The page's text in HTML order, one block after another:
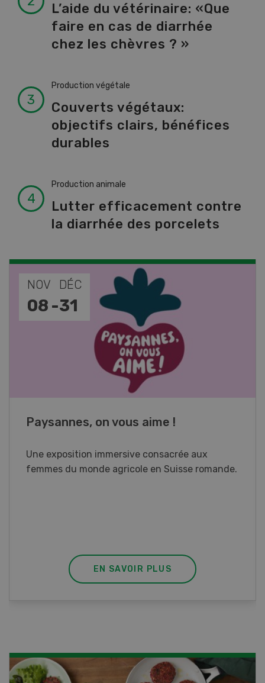
L’aide du vétérinaire: «Que
faire en cas de diarrhée
chez les chèvres ? »
Production végétale
Couverts végétaux:
objectifs clairs, bénéfices
durables
Production animale
Lutter efficacement contre
la diarrhée des porcelets
NOV
17 -
JAN
26
Cours spécialisé Aquaculture
Vous élevez des poissons ou songez à le faire?
Ce cours vous équipe du savoir nécessaire. Si
EN SAVOIR PLUS